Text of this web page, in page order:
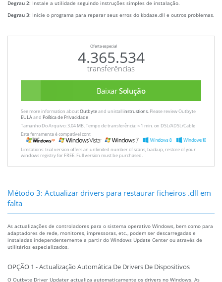
Degrau 2: Instale a utilidade seguindo instruções simples de instalação.
Degrau 3: Inicie o programa para reparar seus erros do kbdaze.dll e outros problemas.
Oferta especial
4.365.534
transferências
BaixarSolução
See more information aboutOutbyteand unistallinstrustions. Please review Outbyte
EULAand Política de Privacidade
Tamanho Do Arquivo: 3.04 MB, Tempo de transferência: < 1 min. on DSL/ADSL/Cable
Esta ferramenta é compatível com:
Limitations: trial version offers an unlimited number of scans, backup, restore of your
windows registry for FREE. Full version must be purchased.
Método 3: Actualizar drivers para restaurar ficheiros .dll em
falta
As actualizações de controladores para o sistema operativo Windows, bem como para
adaptadores de rede, monitores, impressoras, etc., podem ser descarregadas e
instaladas independentemente a partir do Windows Update Center ou através de
utilitários especializados.
OPÇÃO 1 - Actualização Automática De Drivers De Dispositivos
O Outbyte Driver Updater actualiza automaticamente os drivers no Windows. As